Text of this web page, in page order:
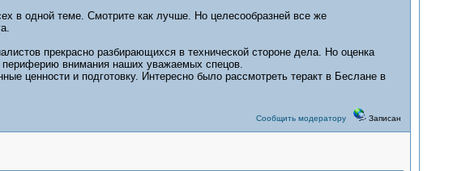
в одной теме. Смотрите как лучше. Но целесообразней все же
прекрасно разбирающихся в технической стороне дела. Но оценка
периферию внимания наших уважаемых спецов.
ценности и подготовку. Интересно было рассмотреть теракт в Беслане в
Сообщить модератору Записан